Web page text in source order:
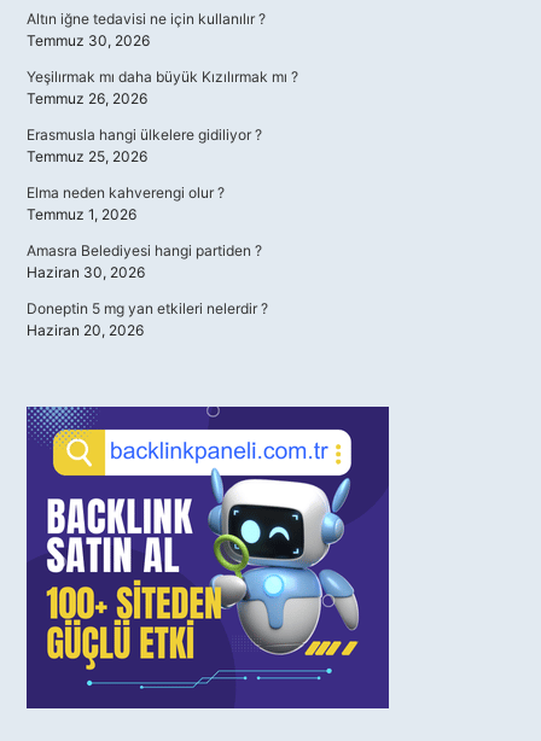
Altın iğne tedavisi ne için kullanılır ?
Temmuz 30, 2026
Yeşilırmak mı daha büyük Kızılırmak mı ?
Temmuz 26, 2026
Erasmusla hangi ülkelere gidiliyor ?
Temmuz 25, 2026
Elma neden kahverengi olur ?
Temmuz 1, 2026
Amasra Belediyesi hangi partiden ?
Haziran 30, 2026
Doneptin 5 mg yan etkileri nelerdir ?
Haziran 20, 2026